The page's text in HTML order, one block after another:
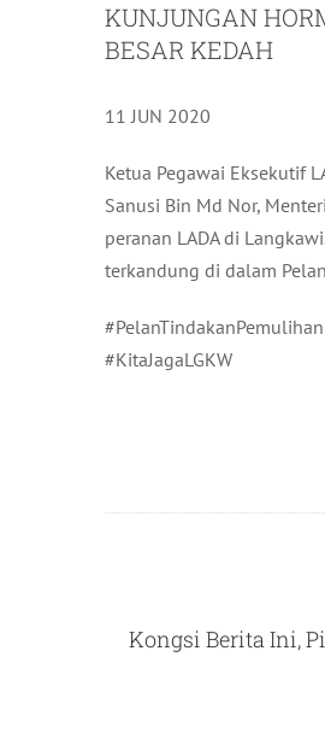
KUNJUNGAN
BESAR KEDAH
11 JUN 2020
Ketua Pegawai Eksekutif
Sanusi Bin Md Nor,
peranan LADA di
terkandung di dalam
#KitaJagaLGKW
Kongsi Berita Ini,